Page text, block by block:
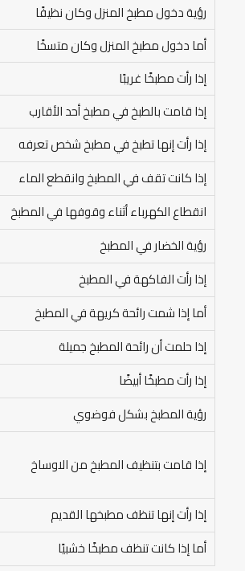
رؤية دخول مطبخ المنزل وكان نظيفًا
أما دخول مطبخ المنزل وكان متسخًا
إذا رأت مطبخًا غريبًا
إذا قامت بالطبخ في مطبخ أحد الأقارب
إذا رأت إنها تطبخ في مطبخ شخص تعرفه
إذا كانت تقف في المطبخ وانقطع الماء
انقطاع الكهرباء أثناء وقوفها في المطبخ
رؤية الخضار في المطبخ
إذا رأت الفاكهة في المطبخ
أما إذا شمت رائحة كريهة في المطبخ
إذا حلمت أن رائحة المطبخ جميلة
إذا رأت مطبخًا أبيضًا
رؤية المطبخ بشكل فوضوي
إذا قامت بتنظيف المطبخ من الاوساخ
إذا رأت إنها تنظف مطبخها القديم
أما إذا كانت تنظف مطبخًا خشبيًا